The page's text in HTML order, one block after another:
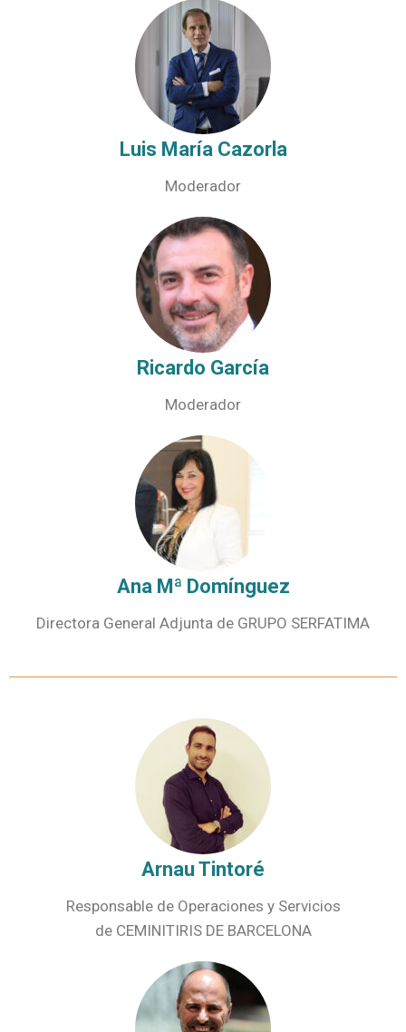
Luis María Cazorla
Moderador
Ricardo García
Moderador
Ana Mª Domínguez
Directora General Adjunta de GRUPO SERFATIMA
Arnau Tintoré
Responsable de Operaciones y Servicios
de CEMINITIRIS DE BARCELONA